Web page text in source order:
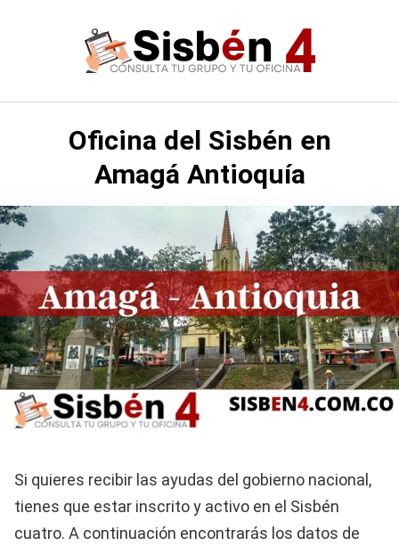
Oficina del Sisbén en
Amagá Antioquía
Si quieres recibir las ayudas del gobierno nacional,
tienes que estar inscrito y activo en el Sisbén
cuatro. A continuación encontrarás los datos de